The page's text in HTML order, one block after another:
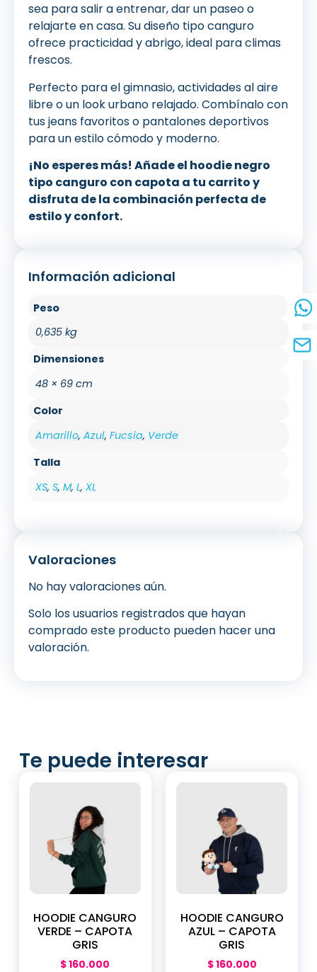
sea para salir a entrenar, dar un paseo o
relajarte en casa. Su diseño tipo canguro
ofrece practicidad y abrigo, ideal para climas
frescos.
Perfecto para el gimnasio, actividades al aire
libre o un look urbano relajado. Combínalo con
tus jeans favoritos o pantalones deportivos
para un estilo cómodo y moderno.
¡No esperes más! Añade el hoodie negro
tipo canguro con capota a tu carrito y
disfruta de la combinación perfecta de
estilo y confort.
Información adicional
Peso
0,635 kg
Dimensiones
48 × 69 cm
Color
Amarillo, Azul, Fucsia, Verde
Talla
XS, S, M, L, XL
Valoraciones
No hay valoraciones aún.
Solo los usuarios registrados que hayan
comprado este producto pueden hacer una
valoración.
Te puede interesar
HOODIE CANGURO
VERDE – CAPOTA
GRIS
$160.000
HOODIE CANGURO
AZUL – CAPOTA
GRIS
$160.000